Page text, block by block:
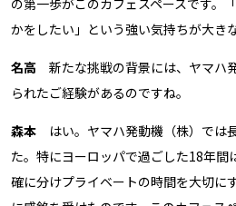
の第一歩がこのカフェスペースです。
かをしたい」という強い気持ちが大き
名高 新たな挑戦の背景には、ヤマハ
られたご経験があるのですね。
森本 はい。ヤマハ発動機（株）では
た。特にヨーロッパで過ごした18年間
確に分けプライベートの時間を大切に